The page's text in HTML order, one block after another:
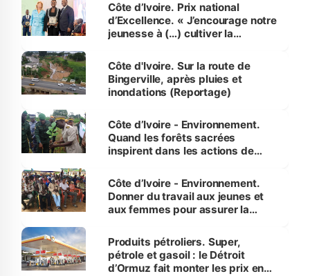
Côte d’Ivoire. Prix national
d’Excellence. « J’encourage notre
jeunesse à (…) cultiver la
(Alassane Ouattara
Côte d'Ivoire. Sur la route de
Bingerville, après pluies et
inondations (Reportage)
Côte d’Ivoire - Environnement.
Quand les forêts sacrées
inspirent dans les actions de
Côte d’Ivoire - Environnement.
Donner du travail aux jeunes et
aux femmes pour assurer la
menacées
Produits pétroliers. Super,
pétrole et gasoil : le Détroit
d’Ormuz fait monter les prix en